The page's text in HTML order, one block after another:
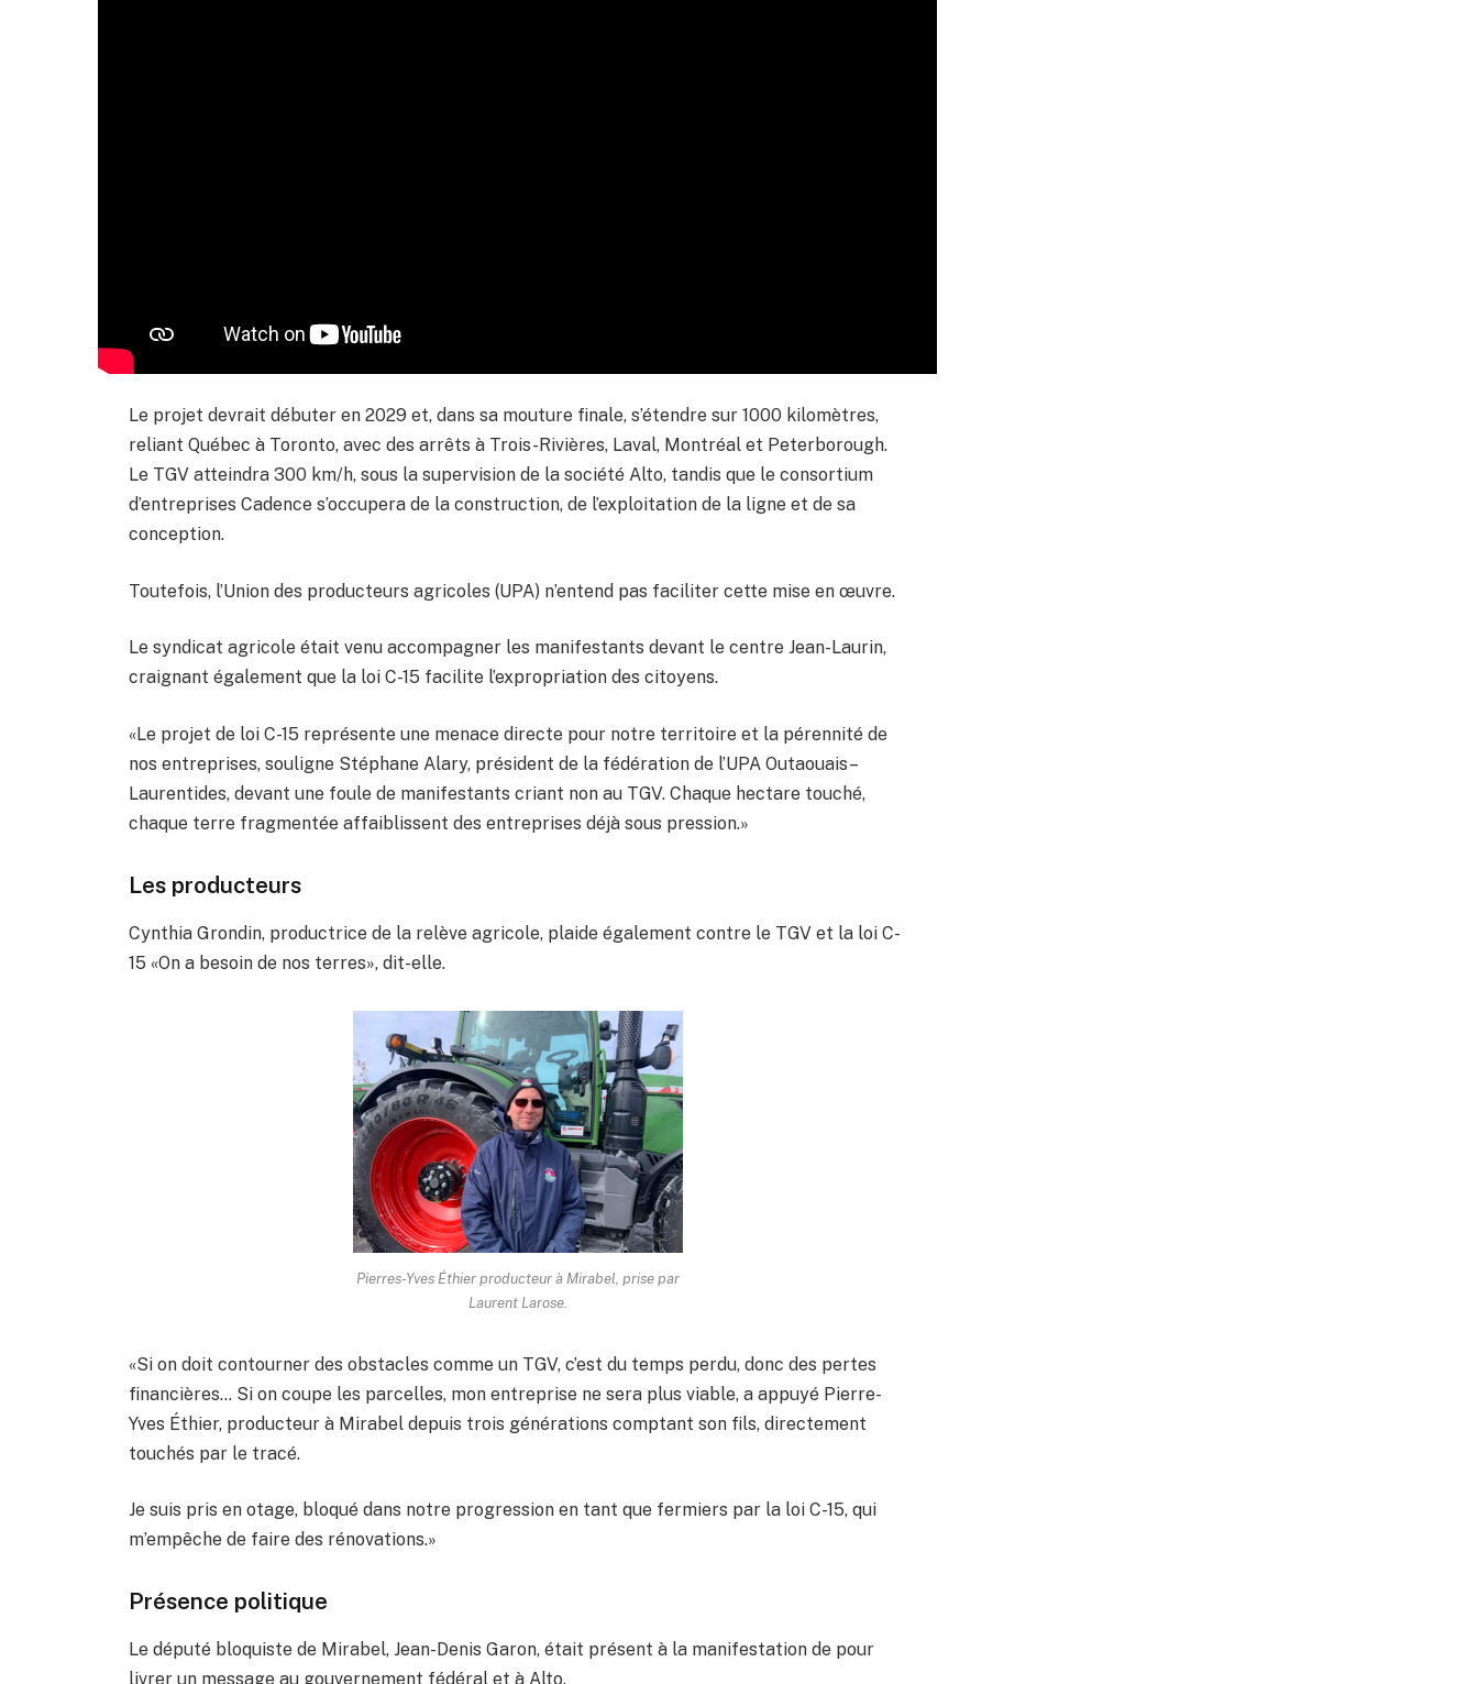
Le projet devrait débuter en 2029 et, dans sa mouture finale, s’étendre sur 1000 kilomètres,
reliant Québec à Toronto, avec des arrêts à Trois-Rivières, Laval, Montréal et Peterborough.
Le TGV atteindra 300 km/h, sous la supervision de la société Alto, tandis que le consortium
d’entreprises Cadence s’occupera de la construction, de l’exploitation de la ligne et de sa
conception.
Toutefois, l’Union des producteurs agricoles (UPA) n’entend pas faciliter cette mise en œuvre.
Le syndicat agricole était venu accompagner les manifestants devant le centre Jean-Laurin,
craignant également que la loi C-15 facilite l’expropriation des citoyens.
«Le projet de loi C-15 représente une menace directe pour notre territoire et la pérennité de
nos entreprises, souligne Stéphane Alary, président de la fédération de l’UPA Outaouais–
Laurentides, devant une foule de manifestants criant non au TGV. Chaque hectare touché,
chaque terre fragmentée affaiblissent des entreprises déjà sous pression.»
Les producteurs
Cynthia Grondin, productrice de la relève agricole, plaide également contre le TGV et la loi C-
15 «On a besoin de nos terres», dit-elle.
Pierres-Yves Éthier producteur à Mirabel, prise par
Laurent Larose.
«Si on doit contourner des obstacles comme un TGV, c’est du temps perdu, donc des pertes
financières… Si on coupe les parcelles, mon entreprise ne sera plus viable, a appuyé Pierre-
Yves Éthier, producteur à Mirabel depuis trois générations comptant son fils, directement
touchés par le tracé.
Je suis pris en otage, bloqué dans notre progression en tant que fermiers par la loi C-15, qui
m’empêche de faire des rénovations.»
Présence politique
Le député bloquiste de Mirabel, Jean-Denis Garon, était présent à la manifestation de pour
livrer un message au gouvernement fédéral et à Alto.